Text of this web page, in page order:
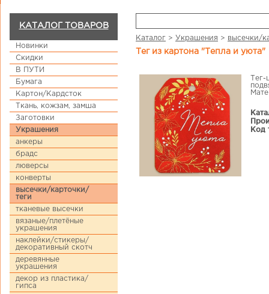
КАТАЛОГ ТОВАРОВ
Новинки
Скидки
В ПУТИ
Бумага
Картон/Кардсток
Ткань, кожзам, замша
Заготовки
Украшения
анкеры
брадс
люверсы
конверты
высечки/карточки/
теги
тканевые высечки
вязаные/плетёные
украшения
наклейки/стикеры/
декоративный скотч
деревянные
украшения
декор из пластика/
гипса
Каталог > Украшения > высечки/
Тег из картона "Тепла и уюта"
Код